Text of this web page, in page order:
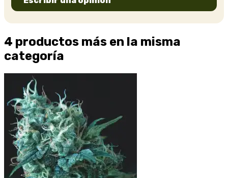
4 productos más en la misma
categoría